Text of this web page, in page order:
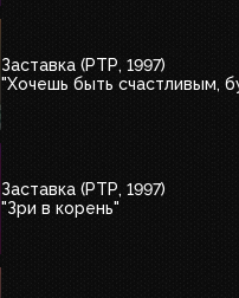
Заставка (РТР, 1997)
"Хочешь быть счастливым,
Заставка (РТР, 1997)
"Зри в корень"